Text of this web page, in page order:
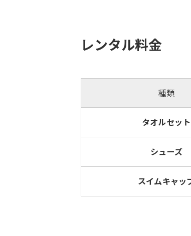
レンタル料金
種類
タオルセット
シューズ
スイムキャッ